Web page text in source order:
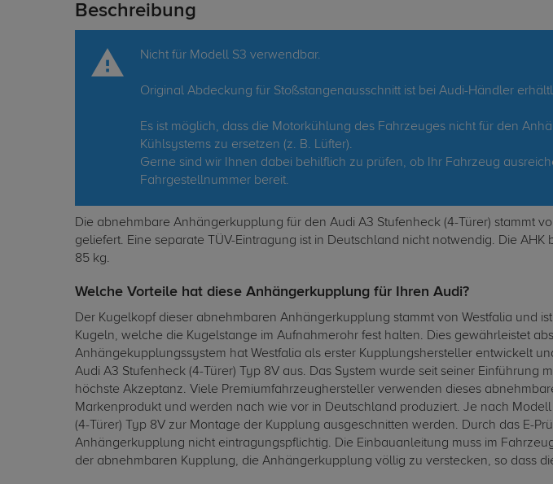
Beschreibung
Nicht für Modell S3 verwendbar.
Original Abdeckung für Stoßstangenausschnitt ist bei Audi-Händler
Es ist möglich, dass die Motorkühlung des Fahrzeuges nicht für den
Kühlsystems zu ersetzen (z. B. Lüfter).
Gerne sind wir Ihnen dabei behilflich zu prüfen, ob Ihr Fahrzeug
Fahrgestellnummer bereit.
Die abnehmbare Anhängerkupplung für den Audi A3 Stufenheck (4-Türer) stammt
geliefert. Eine separate TÜV-Eintragung ist in Deutschland nicht notwendig. Die
85 kg.
Welche Vorteile hat diese Anhängerkupplung für Ihren Audi?
Der Kugelkopf dieser abnehmbaren Anhängerkupplung stammt von Westfalia und
Kugeln, welche die Kugelstange im Aufnahmerohr fest halten. Dies gewährleistet
Anhängekupplungssystem hat Westfalia als erster Kupplungshersteller entwickelt
Audi A3 Stufenheck (4-Türer) Typ 8V aus. Das System wurde seit seiner
höchste Akzeptanz. Viele Premiumfahrzeughersteller verwenden dieses
Markenprodukt und werden nach wie vor in Deutschland produziert. Je nach
(4-Türer) Typ 8V zur Montage der Kupplung ausgeschnitten werden. Durch das E-
Anhängerkupplung nicht eintragungspflichtig. Die Einbauanleitung muss im
der abnehmbaren Kupplung, die Anhängerkupplung völlig zu verstecken, so dass